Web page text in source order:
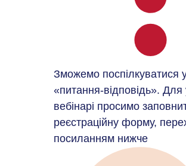
Зможемо поспілкуватися
«питання-відповідь». Для
вебінарі просимо
реєстраційну форму,
посиланням нижче